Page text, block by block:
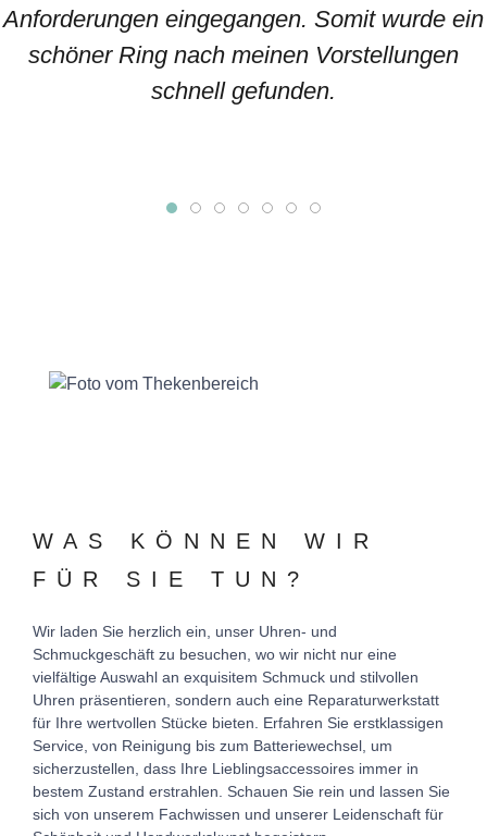
Anforderungen eingegangen. Somit wurde ein
schöner Ring nach meinen Vorstellungen
schnell gefunden.
WAS KÖNNEN WIR
FÜR SIE TUN?
Wir laden Sie herzlich ein, unser Uhren- und
Schmuckgeschäft zu besuchen, wo wir nicht nur eine
vielfältige Auswahl an exquisitem Schmuck und stilvollen
Uhren präsentieren, sondern auch eine Reparaturwerkstatt
für Ihre wertvollen Stücke bieten. Erfahren Sie erstklassigen
Service, von Reinigung bis zum Batteriewechsel, um
sicherzustellen, dass Ihre Lieblingsaccessoires immer in
bestem Zustand erstrahlen. Schauen Sie rein und lassen Sie
sich von unserem Fachwissen und unserer Leidenschaft für